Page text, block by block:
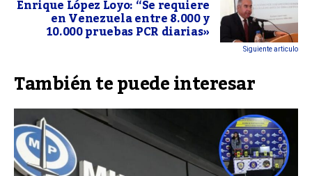
Enrique López Loyo: “Se requiere
en Venezuela entre 8.000 y
10.000 pruebas PCR diarias»
Siguiente articulo
También te puede interesar